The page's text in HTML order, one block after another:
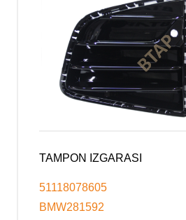
TAMPON IZGARASI
51118078605
BMW281592